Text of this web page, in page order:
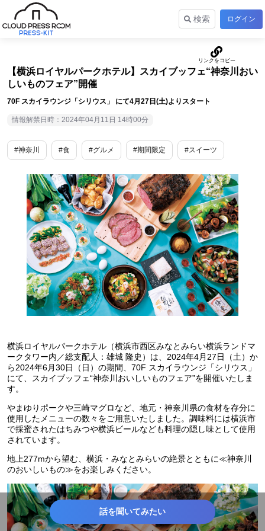
検索 ログイン
【横浜ロイヤルパークホテル】スカイブッフェ“神奈川おい
しいものフェア”開催
70F スカイラウンジ「シリウス」 にて4月27日(土)よりスタート
情報解禁日時：2024年04月11日 14時00分
#神奈川 #食 #グルメ #期間限定 #スイーツ
横浜ロイヤルパークホテル（横浜市西区みなとみらい横浜ランドマ
ークタワー内／総支配人：雄城 隆史）は、2024年4月27日（土）か
ら2024年6月30日（日）の期間、70F スカイラウンジ「シリウス」
にて、スカイブッフェ“神奈川おいしいものフェア”を開催いたしま
す。
やまゆりポークや三崎マグロなど、地元・神奈川県の食材を存分に
使用したメニューの数々をご用意いたしました。調味料には横浜市
で採蜜されたはちみつや横浜ビールなども料理の隠し味として使用
されています。
地上277mから望む、横浜・みなとみらいの絶景とともに≪神奈川
のおいしいもの≫をお楽しみください。
話を聞いてみたい